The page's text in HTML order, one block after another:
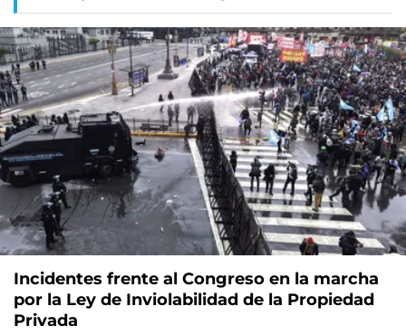
Incidentes frente al Congreso en la marcha
por la Ley de Inviolabilidad de la Propiedad
Privada